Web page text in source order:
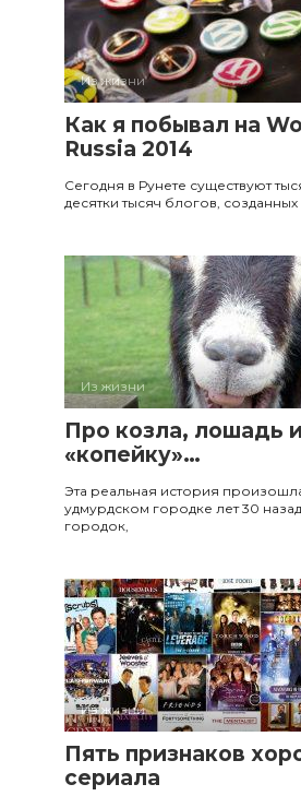
Из жизни
Как я побывал на
Russia 2014
Сегодня в Рунете существуют
десятки тысяч блогов, созданных
Из жизни
Про козла, лошадь и
«копейку»…
Эта реальная история
удмурдском городке лет 30
городок,
Из жизни
Пять признаков
сериала